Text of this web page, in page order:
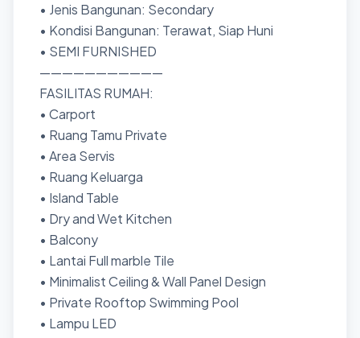
• Jenis Bangunan: Secondary
• Kondisi Bangunan: Terawat, Siap Huni
• SEMI FURNISHED
———————————
FASILITAS RUMAH:
• Carport
• Ruang Tamu Private
• ⁠Area Servis
• ⁠Ruang Keluarga
• Island Table
• Dry and Wet Kitchen
• Balcony
• ⁠Lantai Full marble Tile
• ⁠Minimalist Ceiling & Wall Panel Design
• Private Rooftop Swimming Pool
• ⁠Lampu LED